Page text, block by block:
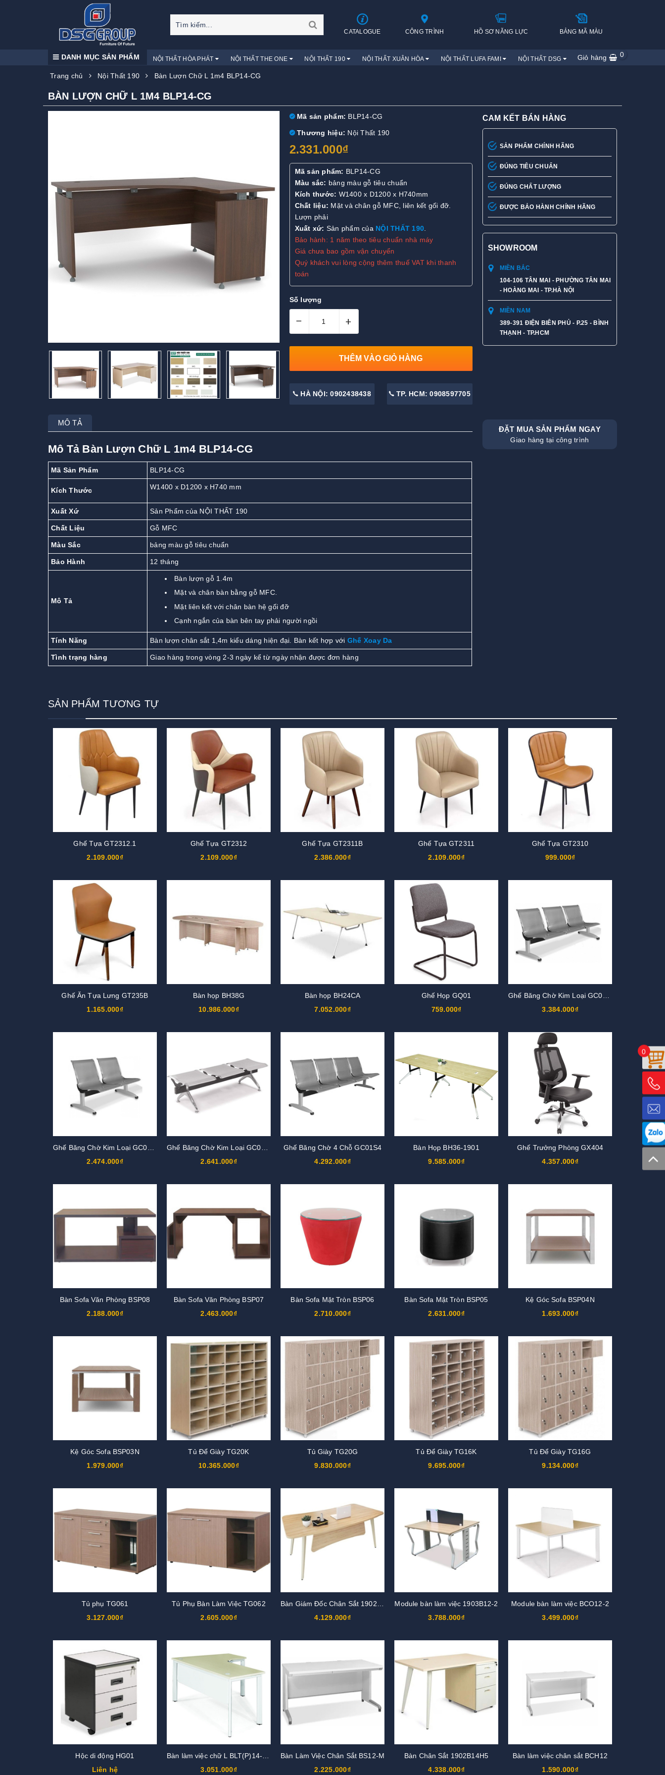
CATALOGUE CÔNG TRÌNH HỒ SƠ NĂNG LỰC BẢNG MÃ MÀU
DANH MỤC SẢN PHẨM NỘI THẤT HÒA PHÁT NỘI THẤT THE ONE NỘI THẤT 190 NỘI THẤT XUÂN HÒA NỘI THẤT LUFA FAMI NỘI THẤT DSG Giỏ hàng 0
Trang chủ Nội Thất 190 Bàn Lượn Chữ L 1m4 BLP14-CG
BÀN LƯỢN CHỮ L 1M4 BLP14-CG
Mã sản phẩm: BLP14-CG
Thương hiệu: Nội Thất 190
2.331.000₫
Mã sản phẩm: BLP14-CG
Màu sắc: bảng màu gỗ tiêu chuẩn
Kích thước: W1400 x D1200 x H740mm
Chất liệu: Mặt và chân gỗ MFC, liên kết gối đỡ.
Lượn phải
Xuất xứ: Sản phẩm của NỘI THẤT 190.
Bảo hành: 1 năm theo tiêu chuẩn nhà máy
Giá chưa bao gồm vận chuyển
Quý khách vui lòng cộng thêm thuế VAT khi thanh
toán
Số lượng
– +
THÊM VÀO GIỎ HÀNG
HÀ NỘI: 0902438438 TP. HCM: 0908597705
CAM KẾT BÁN HÀNG
SẢN PHẨM CHÍNH HÃNG
ĐÚNG TIÊU CHUẨN
ĐÚNG CHẤT LƯỢNG
ĐƯỢC BẢO HÀNH CHÍNH HÃNG
SHOWROOM
MIỀN BẮC
104-106 TÂN MAI - PHƯỜNG TÂN MAI
- HOÀNG MAI - TP.HÀ NỘI
MIỀN NAM
389-391 ĐIỆN BIÊN PHỦ - P.25 - BÌNH
THẠNH - TP.HCM
MÔ TẢ
Mô Tả Bàn Lượn Chữ L 1m4 BLP14-CG
Mã Sản Phẩm BLP14-CG
Kích Thước W1400 x D1200 x H740 mm
Xuất Xứ Sản Phẩm của NỘI THẤT 190
Chất Liệu Gỗ MFC
Màu Sắc bảng màu gỗ tiêu chuẩn
Bảo Hành 12 tháng
Mô Tả
Bàn lượn gỗ 1.4m
Mặt và chân bàn bằng gỗ MFC.
Mặt liên kết với chân bàn hệ gối đỡ
Cạnh ngắn của bàn bên tay phải người ngồi
Tính Năng Bàn lượn chân sắt 1,4m kiểu dáng hiện đại. Bàn kết hợp với Ghế Xoay Da
Tình trạng hàng Giao hàng trong vòng 2-3 ngày kể từ ngày nhận được đơn hàng
ĐẶT MUA SẢN PHẨM NGAY
Giao hàng tại công trình
SẢN PHẨM TƯƠNG TỰ
Ghế Tựa GT2312.1
2.109.000₫
Ghế Tựa GT2312
2.109.000₫
Ghế Tựa GT2311B
2.386.000₫
Ghế Tựa GT2311
2.109.000₫
Ghế Tựa GT2310
999.000₫
Ghế Ăn Tựa Lưng GT235B
1.165.000₫
Bàn họp BH38G
10.986.000₫
Bàn họp BH24CA
7.052.000₫
Ghế Họp GQ01
759.000₫
3.384.000₫
2.474.000₫
2.641.000₫
Ghế Băng Chờ 4 Chỗ GC01S4
4.292.000₫
Bàn Họp BH36-1901
9.585.000₫
Ghế Trưởng Phòng GX404
4.357.000₫
Bàn Sofa Văn Phòng BSP08
2.188.000₫
Bàn Sofa Văn Phòng BSP07
2.463.000₫
Bàn Sofa Mặt Tròn BSP06
2.710.000₫
Bàn Sofa Mặt Tròn BSP05
2.631.000₫
Kệ Góc Sofa BSP04N
1.693.000₫
Kệ Góc Sofa BSP03N
1.979.000₫
Tủ Để Giày TG20K
10.365.000₫
Tủ Giày TG20G
9.830.000₫
Tủ Để Giày TG16K
9.695.000₫
Tủ Để Giày TG16G
9.134.000₫
Tủ phụ TG061
3.127.000₫
Tủ Phụ Bàn Làm Việc TG062
2.605.000₫
4.129.000₫
Module bàn làm việc 1903B12-2
3.788.000₫
Module bàn làm việc BCO12-2
3.499.000₫
Hộc di động HG01
Liên hệ
3.051.000₫
Bàn Làm Việc Chân Sắt BS12-M
2.225.000₫
Bàn Chân Sắt 1902B14H5
4.338.000₫
Bàn làm việc chân sắt BCH12
1.590.000₫
0